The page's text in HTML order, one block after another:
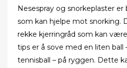
Nesespray og snorkeplaster
som kan hjelpe mot snorking.
rekke kjerringråd som kan
tips er å sove med en liten ball
tennisball – på ryggen. Dette